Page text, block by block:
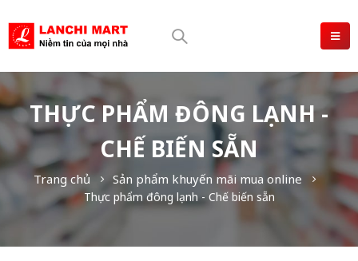
THỰC PHẨM ĐÔNG LẠNH -
CHẾ BIẾN SẴN
Trang chủ Sản phẩm khuyến mãi mua online
Thực phẩm đông lạnh - Chế biến sẵn